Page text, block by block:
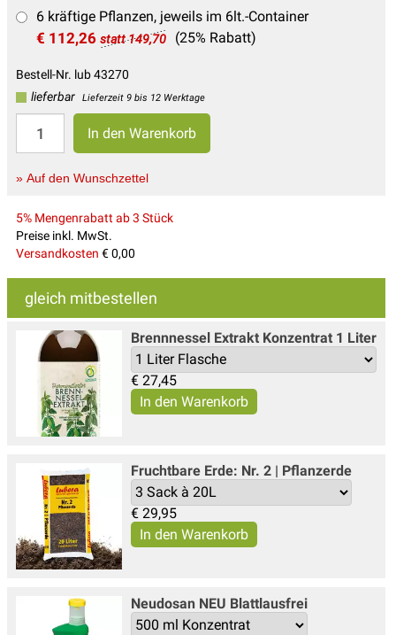
6 kräftige Pflanzen, jeweils im 6lt.-Container
€ 112,26 statt 149,70 (25% Rabatt)
Bestell-Nr. lub 43270
lieferbar
Lieferzeit 9 bis 12 Werktage
» Auf den Wunschzettel
5% Mengenrabatt ab 3 Stück
Preise inkl. MwSt.
Versandkosten € 0,00
gleich mitbestellen
Brennnessel Extrakt Konzentrat 1 Liter
€ 27,45
Fruchtbare Erde: Nr. 2 | Pflanzerde
€ 29,95
Neudosan NEU Blattlausfrei